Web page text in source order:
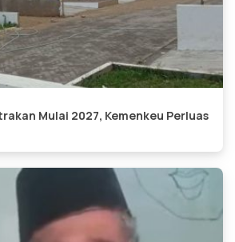
Mulai 2027, Kemenkeu Perluas